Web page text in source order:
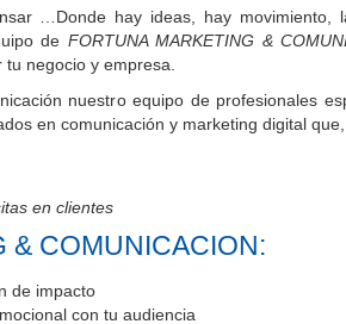
…Donde hay ideas, hay movimiento,
de FORTUNA MARKETING &
negocio y empresa.
nuestro equipo de profesionales
en comunicación y marketing digital
en clientes
& COMUNICACION:
de impacto
con tu audiencia